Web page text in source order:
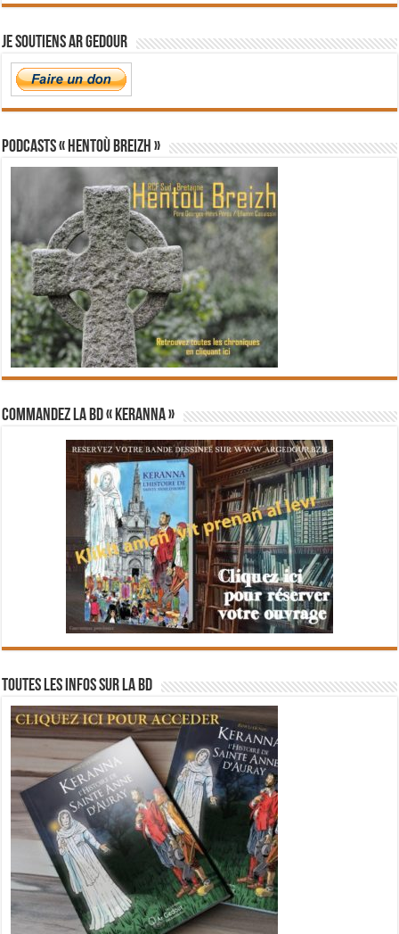
Je soutiens Ar Gedour
PODCASTS « Hentoù Breizh »
Commandez la BD « Keranna »
Toutes les infos sur la BD